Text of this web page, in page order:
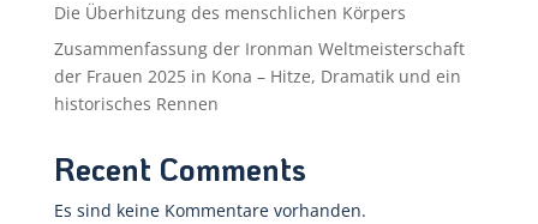
Die Überhitzung des menschlichen Körpers
Zusammenfassung der Ironman Weltmeisterschaft
der Frauen 2025 in Kona – Hitze, Dramatik und ein
historisches Rennen
Recent Comments
Es sind keine Kommentare vorhanden.